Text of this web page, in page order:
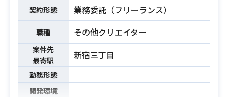
必須スキル
・顧客折衝
・直近で開発者として手を動かして
いらっしゃること
・正確に事実情報を吸い上げ、テキ
ストやオンラインの対話で伝えるコ
ミュニケーション能力
・Python、Java、Go等を用いたWe
契約形態 業務委託（フリーランス）
職種 その他クリエイター
案件先
最寄駅
新宿三丁目
勤務形態
開発環境